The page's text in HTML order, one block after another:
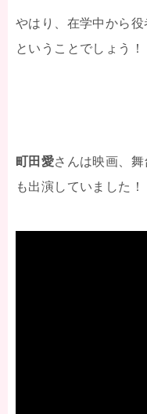
やはり、在学中から
ということでしょう！
町田愛さんは映画、
も出演していました！